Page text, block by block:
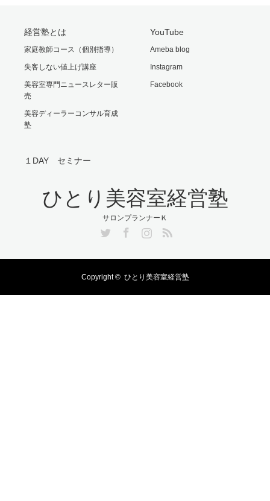
経営塾とは
家庭教師コース（個別指導）
失客しない値上げ講座
美容室専門ニュースレター販
売
美容ディーラーコンサル育成
塾
YouTube
Ameba blog
Instagram
Facebook
１DAY セミナー
ひとり美容室経営塾
サロンプランナーＫ
Copyright © ひとり美容室経営塾